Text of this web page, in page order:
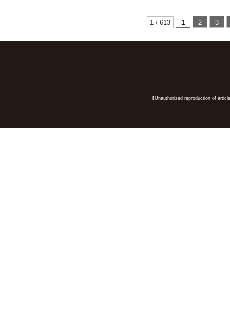
1 / 613 1 2 3
【Unauthorized reproduction of